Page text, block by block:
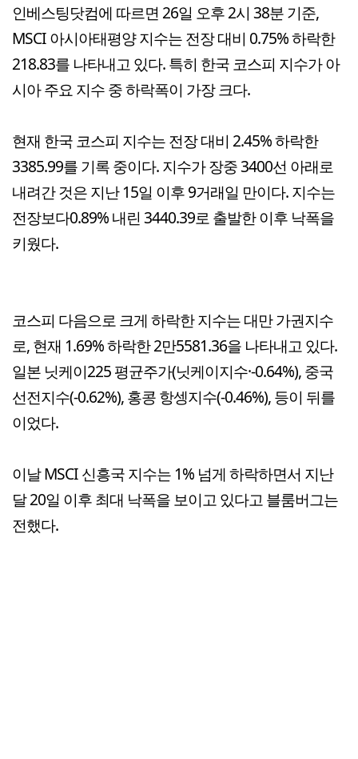
인베스팅닷컴에 따르면 26일 오후 2시 38분 기준,
MSCI 아시아태평양 지수는 전장 대비 0.75% 하락한
218.83를 나타내고 있다. 특히 한국 코스피 지수가 아
시아 주요 지수 중 하락폭이 가장 크다.
현재 한국 코스피 지수는 전장 대비 2.45% 하락한
3385.99를 기록 중이다. 지수가 장중 3400선 아래로
내려간 것은 지난 15일 이후 9거래일 만이다. 지수는
전장보다0.89% 내린 3440.39로 출발한 이후 낙폭을
키웠다.
코스피 다음으로 크게 하락한 지수는 대만 가권지수
로, 현재 1.69% 하락한 2만5581.36을 나타내고 있다.
일본 닛케이225 평균주가(닛케이지수·-0.64%), 중국
선전지수(-0.62%), 홍콩 항셍지수(-0.46%), 등이 뒤를
이었다.
이날 MSCI 신흥국 지수는 1% 넘게 하락하면서 지난
달 20일 이후 최대 낙폭을 보이고 있다고 블룸버그는
전했다.